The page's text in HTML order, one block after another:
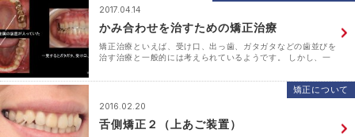
2017.04.14
かみ合わせを治すための矯正治療
矯正治療といえば、受け口、出っ歯、ガタガタなどの歯並びを
治す治療と一般的には考えられているようです。 しかし、一
く噛めない方がいらっしゃいます。 本日･･･
2016.02.20
舌側矯正２（上あご装置）
矯正について